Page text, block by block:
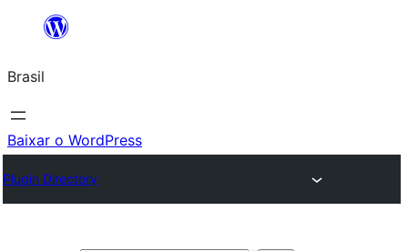
o
conteúdo
Brasil
Baixar o WordPress
Plugin Directory